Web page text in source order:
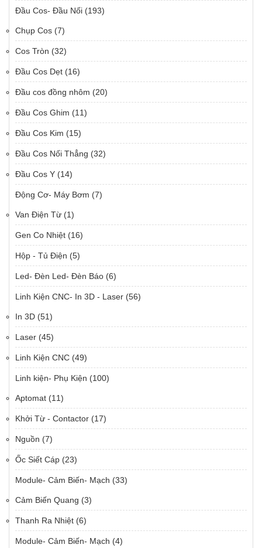
Đầu Cos- Đầu Nối (193)
Chụp Cos (7)
Cos Tròn (32)
Đầu Cos Dẹt (16)
Đầu cos đồng nhôm (20)
Đầu Cos Ghim (11)
Đầu Cos Kim (15)
Đầu Cos Nối Thẳng (32)
Đầu Cos Y (14)
Động Cơ- Máy Bơm (7)
Van Điện Từ (1)
Gen Co Nhiệt (16)
Hộp - Tủ Điện (5)
Led- Đèn Led- Đèn Báo (6)
Linh Kiện CNC- In 3D - Laser (56)
In 3D (51)
Laser (45)
Linh Kiện CNC (49)
Linh kiện- Phụ Kiện (100)
Aptomat (11)
Khởi Từ - Contactor (17)
Nguồn (7)
Ốc Siết Cáp (23)
Module- Cảm Biến- Mạch (33)
Cảm Biến Quang (3)
Thanh Ra Nhiệt (6)
Module- Cảm Biến- Mạch (4)